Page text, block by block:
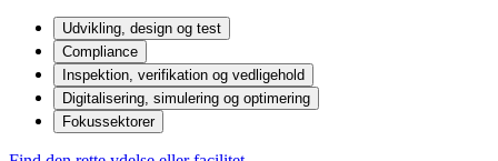
Udvikling, design og test
Compliance
Inspektion, verifikation og vedligehold
Digitalisering, simulering og optimering
Fokussektorer